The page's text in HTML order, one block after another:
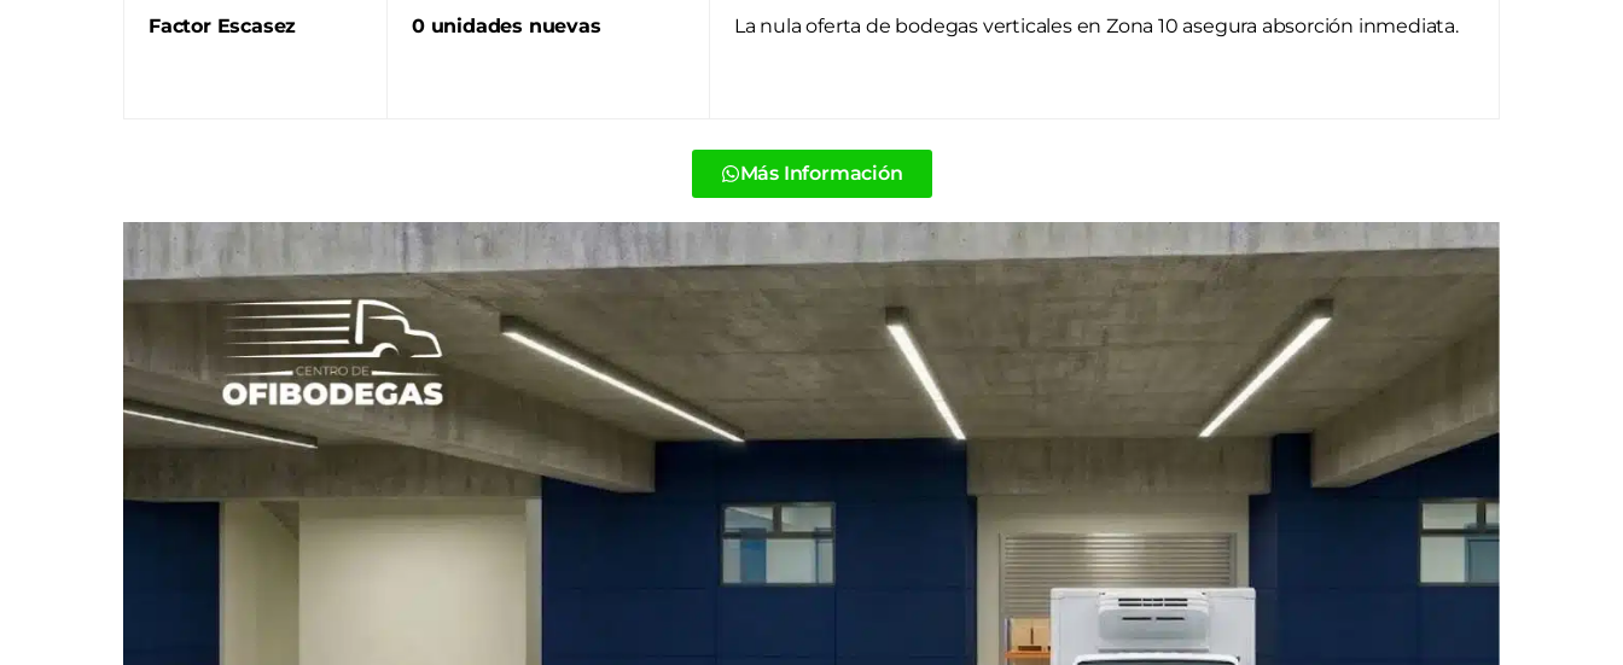
Factor Escasez 0 unidades nuevas La nula oferta de bodegas verticales en Zona 10 asegura absorción inmediata.
Más Información